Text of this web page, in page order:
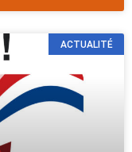
ACTUALITÉ